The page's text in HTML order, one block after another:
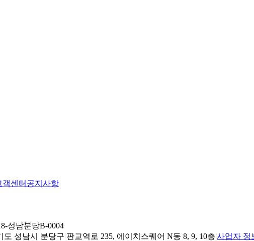
객센터 공지사항
성남분당B-0004
도 성남시 분당구 판교역로 235, 에이치스퀘어 N동 8, 9, 10층|사업자 정